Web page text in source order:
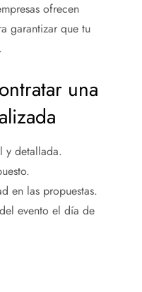
ofrecen
garantizar que tu
una
y detallada.
en las propuestas.
evento el día de